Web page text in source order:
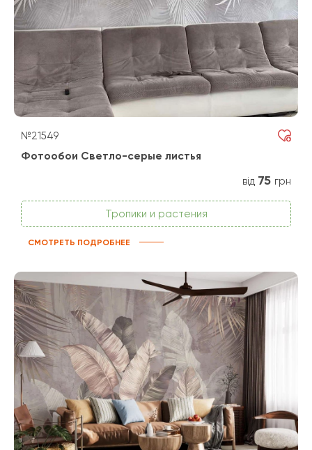
№21549
Фотообои Светло-серые листья
від 75 грн
Тропики и растения
СМОТРЕТЬ ПОДРОБНЕЕ